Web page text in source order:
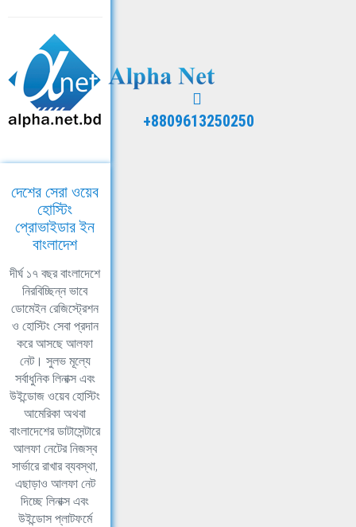
+8809613250250
দেশের সেরা ওয়েব
হোস্টিং
প্রোভাইডার ইন
বাংলাদেশ
দীর্ঘ ১৭ বছর বাংলাদেশে
নিরবিচ্ছিন্ন ভাবে
ডোমেইন রেজিস্ট্রেশন
ও হোস্টিং সেবা প্রদান
করে আসছে আলফা
নেট। সুলভ মূল্যে
সর্বাধুনিক লিনাক্স এবং
উইন্ডোজ ওয়েব হোস্টিং
আমেরিকা অথবা
বাংলাদেশের ডাটাসেন্টারে
আলফা নেটের নিজস্ব
সার্ভারে রাখার ব্যবস্থা,
এছাড়াও আলফা নেট
দিচ্ছে লিনাক্স এবং
উইন্ডোস প্লাটফর্মে